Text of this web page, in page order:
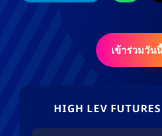
เข้าร่วมวัน
HIGH LEV